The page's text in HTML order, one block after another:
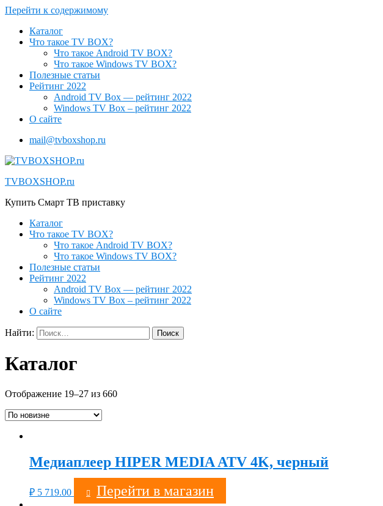
Перейти к содержимому
Каталог
Что такое TV BOX?
Что такое Android TV BOX?
Что такое Windows TV BOX?
Полезные статьи
Рейтинг 2022
Android TV Box — рейтинг 2022
Windows TV Box – рейтинг 2022
О сайте
mail@tvboxshop.ru
TVBOXSHOP.ru
Купить Смарт ТВ приставку
Каталог
Что такое TV BOX?
Что такое Android TV BOX?
Что такое Windows TV BOX?
Полезные статьи
Рейтинг 2022
Android TV Box — рейтинг 2022
Windows TV Box – рейтинг 2022
О сайте
Найти:
Каталог
Отображение 19–27 из 660
Медиаплеер HIPER MEDIA ATV 4K, черный
₽ 5 719.00 Перейти в магазин